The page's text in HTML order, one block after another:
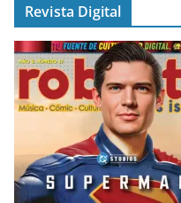
Revista Digital